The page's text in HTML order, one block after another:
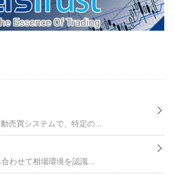
売買システムで、特定の...
わせて相場環境を認識...